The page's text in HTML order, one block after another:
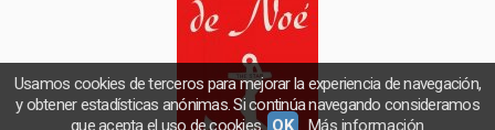
Usamos cookies de terceros para mejorar la experiencia de navegación,
y obtener estadísticas anónimas. Si continúa navegando consideramos
que acepta el uso de cookies. OK Más información